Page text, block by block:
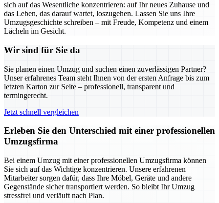
sich auf das Wesentliche konzentrieren: auf Ihr neues Zuhause und
das Leben, das darauf wartet, loszugehen. Lassen Sie uns Ihre
Umzugsgeschichte schreiben – mit Freude, Kompetenz und einem
Lächeln im Gesicht.
Wir sind für Sie da
Sie planen einen Umzug und suchen einen zuverlässigen Partner?
Unser erfahrenes Team steht Ihnen von der ersten Anfrage bis zum
letzten Karton zur Seite – professionell, transparent und
termingerecht.
Jetzt schnell vergleichen
Erleben Sie den Unterschied mit einer professionellen
Umzugsfirma
Bei einem Umzug mit einer professionellen Umzugsfirma können
Sie sich auf das Wichtige konzentrieren. Unsere erfahrenen
Mitarbeiter sorgen dafür, dass Ihre Möbel, Geräte und andere
Gegenstände sicher transportiert werden. So bleibt Ihr Umzug
stressfrei und verläuft nach Plan.